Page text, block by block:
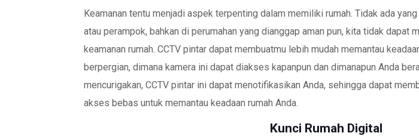
Keamanan tentu menjadi aspek terpenting dalam memiliki rumah. Tidak ada
atau perampok, bahkan di perumahan yang dianggap aman pun, kita tidak dapat
keamanan rumah. CCTV pintar dapat membuatmu lebih mudah memantau
berpergian, dimana kamera ini dapat diakses kapanpun dan dimanapun Anda
mencurigakan, CCTV pintar ini dapat menotifikasikan Anda, sehingga dapat
akses bebas untuk memantau keadaan rumah Anda.
Kunci Rumah Digital